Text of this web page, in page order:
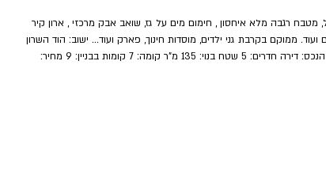
גדול, מטבח רגבה מלא איחסון , חימום מים על גז, שואב אבק מרכזי , ארון קיר
ועוד. ממוקם בקרבת גני ילדים, מוסדות חינוך, פארק ועוד... ישוב: הוד השרון
אזור מגורים: רמתיים סוג הנכס: דירה חדרים: 5 שטח בנוי: 135 מ"ר קומה: 7 קומות בבניין: 9 מחיר: